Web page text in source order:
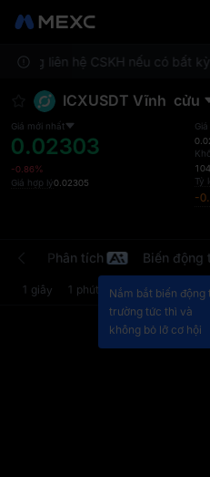
lòng liên hệ CSKH nếu có bất kỳ
ICXUSDT Vĩnh cửu
Giá mới nhất
0.02303
-0.86%
Giá hợp lý0.02305
Tỷ
-
Phân tích Biến động
1 giây 1 phút 5 phút 15 phút
Nắm bắt biến động
trường tức thì và
không bỏ lỡ cơ hội